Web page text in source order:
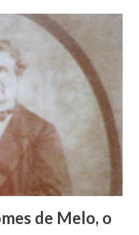
se dedicar aos
o trabalho em primeiro
No comércio foi
e depois de uma
que renegam suas
passado, orgulhava-se
incontáveis vezes
seu horário normal em
de Melo, o